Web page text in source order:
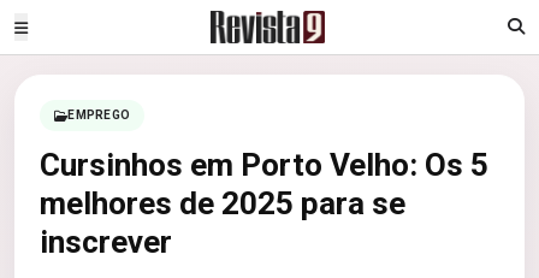
EMPREGO
Cursinhos em Porto Velho: Os 5
melhores de 2025 para se
inscrever